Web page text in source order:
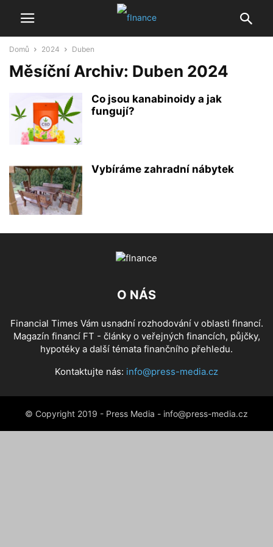
Domů 2024 Duben
Měsíční Archiv: Duben 2024
Co jsou kanabinoidy a jak
fungují?
Vybíráme zahradní nábytek
O NÁS
Financial Times Vám usnadní rozhodování v oblasti financí.
Magazín financí FT - články o veřejných financích, půjčky,
hypotéky a další témata finančního přehledu.
Kontaktujte nás: info@press-media.cz
© Copyright 2019 - Press Media - info@press-media.cz